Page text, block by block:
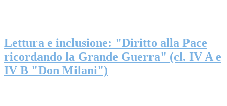
Lettura e inclusione: "Diritto alla Pace
ricordando la Grande Guerra" (cl. IV A e
IV B "Don Milani")